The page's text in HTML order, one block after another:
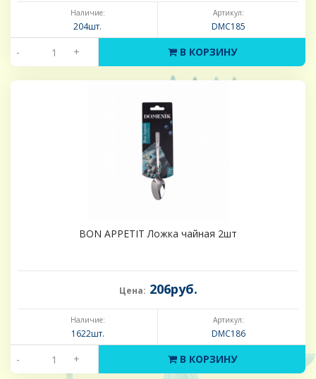
Наличие:
204шт.
Артикул:
DMC185
- + В КОРЗИНУ
BON APPETIT Ложка чайная 2шт
Цена: 206руб.
Наличие:
1622шт.
Артикул:
DMC186
- + В КОРЗИНУ